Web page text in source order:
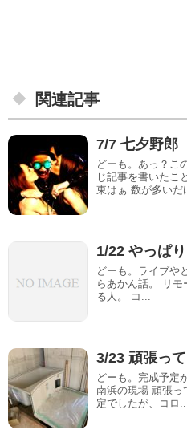
関連記事
7/7 七夕野郎
どーも。あっ？こ
じ記事を書いたこ
東はぁ 数が多いだ
1/22 やっぱ
どーも。ライブや
らあかん話。 リ
る人。 コ...
3/23 頑張っ
どーも。完成予定
南浜の現場 頑張っ
定でしたが、コロ...